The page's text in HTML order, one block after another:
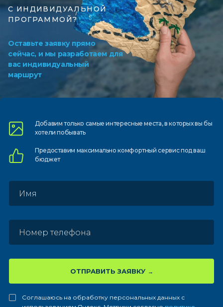
С ИНДИВИДУАЛЬНОЙ
ПРОГРАММОЙ?
Оставьте заявку прямо
сейчас, и мы разработаем для
вас индивидуальный
маршрут
Добавим только самыеинтересные места, в которыхвы бы
хотели побывать
Предоставим максимально комфортныйсервис под ваш
бюджет
ОТПРАВИТЬ ЗАЯВКУ
Соглашаюсь на обработку персональных данных с